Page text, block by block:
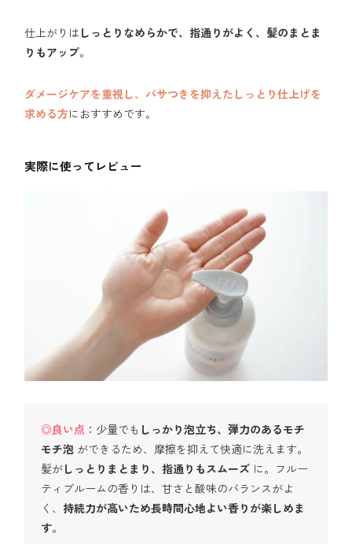
仕上がりは しっとりなめらかで、指通りがよく、髪のまとま
りもアップ。
ダメージケアを重視し、パサつきを抑えたしっとり仕上げを
求める方におすすめです。
実際に使ってレビュー
◎良い点 ：少量でも しっかり泡立ち、弾力のあるモチ
モチ泡 ができるため、摩擦を抑えて快適に洗えます。
髪がしっとりまとまり、指通りもスムーズ に。フルー
ティブルームの香りは、甘さと酸味のバランスがよ
く、 持続力が高いため長時間心地よい香りが楽しめま
す。